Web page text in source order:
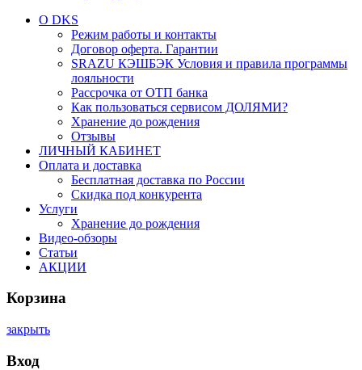
О DKS
Режим работы и контакты
Договор оферта. Гарантии
SRAZU КЭШБЭК Условия и правила программы
лояльности
Рассрочка от ОТП банка
Как пользоваться сервисом ДОЛЯМИ?
Хранение до рождения
Отзывы
ЛИЧНЫЙ КАБИНЕТ
Оплата и доставка
Бесплатная доставка по России
Скидка под конкурента
Услуги
Хранение до рождения
Видео-обзоры
Статьи
АКЦИИ
Корзина
закрыть
Вход